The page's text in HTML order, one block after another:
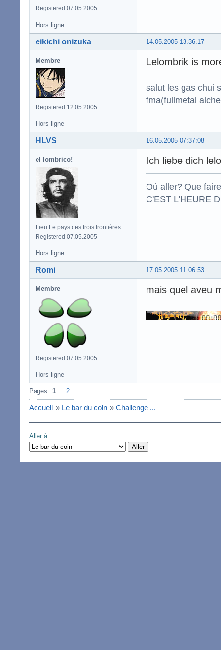
Registered 07.05.2005
Hors ligne
14.05.2005 13:36:17
eikichi onizuka
Membre
Registered 12.05.2005
Lelombrik is
salut les gas chui
fma(fullmetal
Hors ligne
16.05.2005 07:37:08
HLVS
el lombrico!
Lieu Le pays des trois frontières
Registered 07.05.2005
Ich liebe dich
Où aller? Que
C'EST L'HEURE
Hors ligne
17.05.2005 11:06:53
Romi
Membre
Registered 07.05.2005
mais quel aveu
Hors ligne
Pages 1 2
Accueil » Le bar du coin » Challenge ...
Aller à